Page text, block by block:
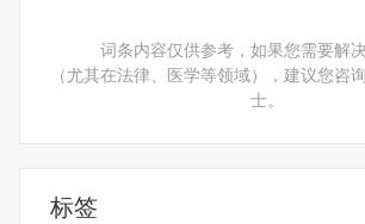
词条内容仅供参考，如果您需要解
（尤其在法律、医学等领域），建议您咨
士。
标签